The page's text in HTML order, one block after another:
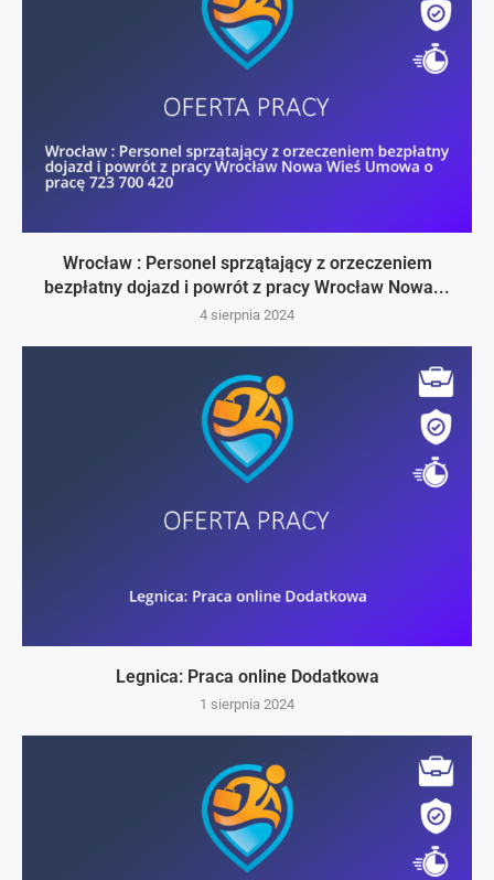
Wrocław : Personel sprzątający z orzeczeniem
bezpłatny dojazd i powrót z pracy Wrocław Nowa...
4 sierpnia 2024
Legnica: Praca online Dodatkowa
1 sierpnia 2024